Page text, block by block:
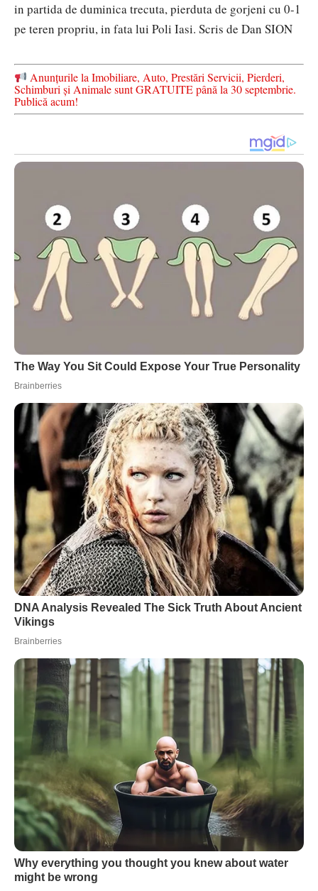
in partida de duminica trecuta, pierduta de gorjeni cu 0-1
pe teren propriu, in fata lui Poli Iasi. Scris de Dan SION
Anunțurile la Imobiliare, Auto, Prestări Servicii, Pierderi,
Schimburi și Animale sunt GRATUITE până la 30 septembrie.
Publică acum!